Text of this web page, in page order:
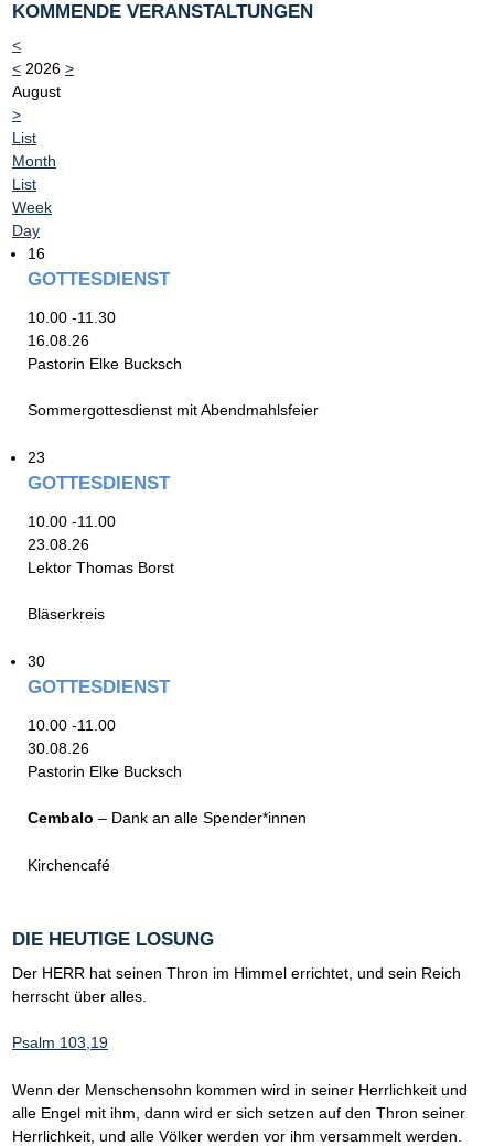
KOMMENDE VERANSTALTUNGEN
<
< 2026 >
August
>
List
Month
List
Week
Day
16
GOTTESDIENST
10.00 -11.30
16.08.26
Pastorin Elke Bucksch
Sommergottesdienst mit Abendmahlsfeier
23
GOTTESDIENST
10.00 -11.00
23.08.26
Lektor Thomas Borst
Bläserkreis
30
GOTTESDIENST
10.00 -11.00
30.08.26
Pastorin Elke Bucksch
Cembalo– Dank an alle Spender*innen
Kirchencafé
DIE HEUTIGE LOSUNG
Der HERR hat seinen Thron im Himmel errichtet, und sein Reich
herrscht über alles.
Psalm 103,19
Wenn der Menschensohn kommen wird in seiner Herrlichkeit und
alle Engel mit ihm, dann wird er sich setzen auf den Thron seiner
Herrlichkeit, und alle Völker werden vor ihm versammelt werden.